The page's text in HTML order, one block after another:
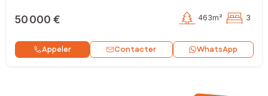
50 000 € 463m² 3
Appeler Contacter WhatsApp